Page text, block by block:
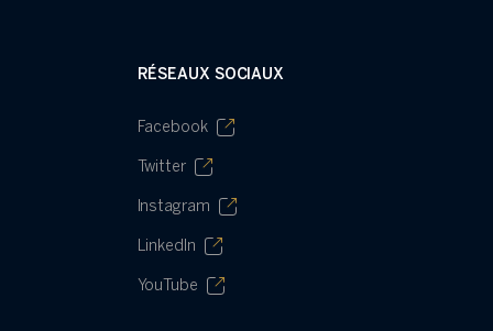
RÉSEAUX SOCIAUX
Facebook
Twitter
Instagram
LinkedIn
YouTube